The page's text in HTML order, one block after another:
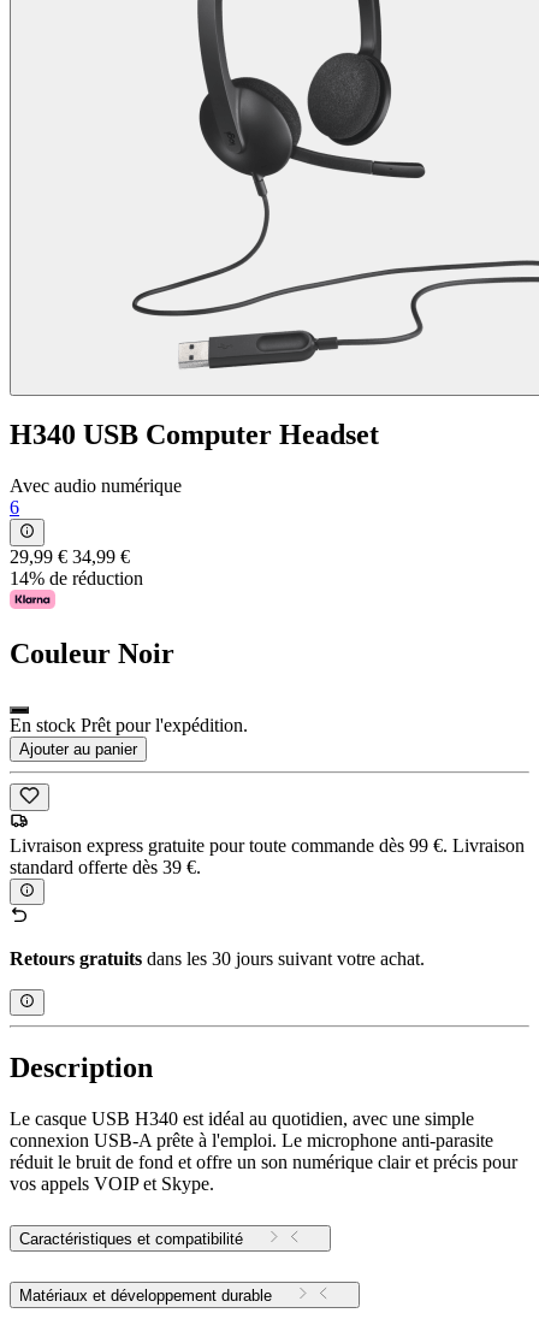
H340 USB Computer Headset
Avec audio numérique
6
29,99 € 34,99 €
14% de réduction
Couleur Noir
En stock Prêt pour l'expédition.
Ajouter au panier
Livraison express gratuite pour toute commande dès 99 €. Livraison
standard offerte dès 39 €.
Retours gratuits dans les 30 jours suivant votre achat.
Description
Le casque USB H340 est idéal au quotidien, avec une simple
connexion USB-A prête à l'emploi. Le microphone anti-parasite
réduit le bruit de fond et offre un son numérique clair et précis pour
vos appels VOIP et Skype.
Caractéristiques et compatibilité
Matériaux et développement durable